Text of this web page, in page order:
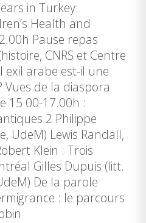
in Turkey:
Health and
Pause repas
CNRS et Centre
exil arabe est-il une
Vues de la diaspora
15.00-17.00h :
2 Philippe
UdeM) Lewis Randall,
Klein : Trois
Gilles Dupuis (litt.
De la parole
: le parcours